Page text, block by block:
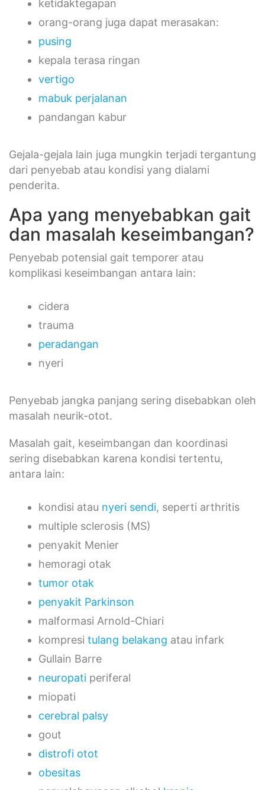
ketidaktegapan
orang-orang juga dapat merasakan:
pusing
kepala terasa ringan
vertigo
mabuk perjalanan
pandangan kabur
Gejala-gejala lain juga mungkin terjadi tergantung
dari penyebab atau kondisi yang dialami
penderita.
Apa yang menyebabkan gait
dan masalah keseimbangan?
Penyebab potensial gait temporer atau
komplikasi keseimbangan antara lain:
cidera
trauma
peradangan
nyeri
Penyebab jangka panjang sering disebabkan oleh
masalah neurik-otot.
Masalah gait, keseimbangan dan koordinasi
sering disebabkan karena kondisi tertentu,
antara lain:
kondisi atau nyeri sendi, seperti arthritis
multiple sclerosis (MS)
penyakit Menier
hemoragi otak
tumor otak
penyakit Parkinson
malformasi Arnold-Chiari
kompresi tulang belakang atau infark
Gullain Barre
neuropati periferal
miopati
cerebral palsy
gout
distrofi otot
obesitas